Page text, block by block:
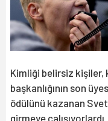
Kimliği belirsiz
başkanlığının son
ödülünü kazanan
girmeye çalışıyorlardı.